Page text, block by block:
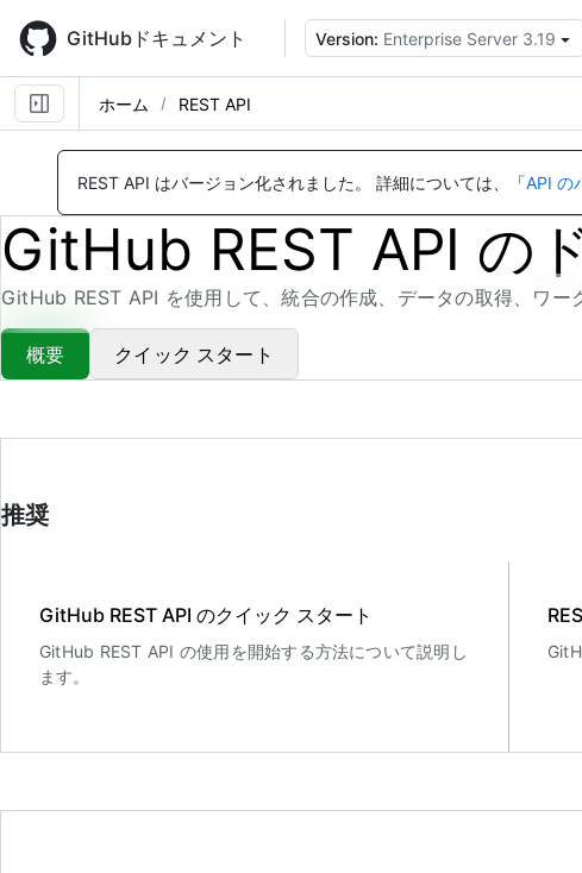
main
content
GitHubドキュメント Version: Enterprise Server 3.19
ホーム REST API
REST API はバージョン化されました。 詳細については、「API の
GitHub REST API の
GitHub REST API を使用して、統合の作成、データの取得、ワー
概要 クイック スタート
推奨
GitHub REST API のクイック スタート
GitHub REST API の使用を開始する方法について説明し
ます。